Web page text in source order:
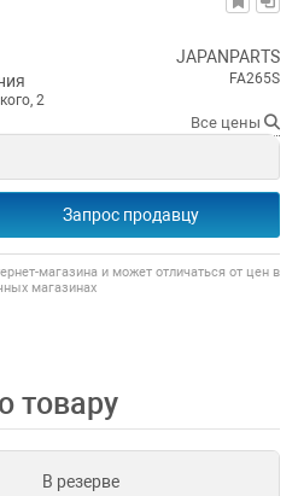
2
JAPANPARTS
FA265S
Все цены
Запрос продавцу
магазина и может отличаться от цен в
магазинах
товару
В резерве